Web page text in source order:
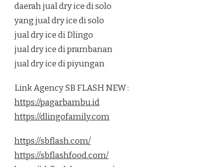
daerah jual dry ice di solo
yang jual dry ice di solo
jual dry ice di Dlingo
jual dry ice di prambanan
jual dry ice di piyungan
Link Agency SB FLASH NEW :
https://pagarbambu.id
https://dlingofamily.com
https://sbflash.com/
https://sbflashfood.com/